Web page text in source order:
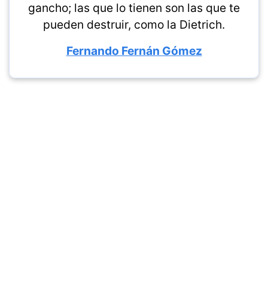
gancho; las que lo tienen son las que te
pueden destruir, como la Dietrich.
Fernando Fernán Gómez